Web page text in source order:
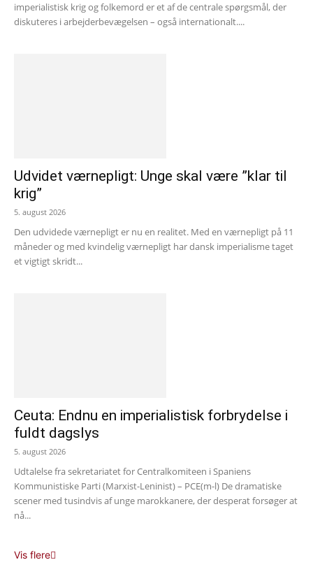
imperialistisk krig og folkemord er et af de centrale spørgsmål, der
diskuteres i arbejderbevægelsen – også internationalt....
Udvidet værnepligt: Unge skal være ”klar til
krig”
5. august 2026
Den udvidede værnepligt er nu en realitet. Med en værnepligt på 11
måneder og med kvindelig værnepligt har dansk imperialisme taget
et vigtigt skridt...
Ceuta: Endnu en imperialistisk forbrydelse i
fuldt dagslys
5. august 2026
Udtalelse fra sekretariatet for Centralkomiteen i Spaniens
Kommunistiske Parti (Marxist-Leninist) – PCE(m-l) De dramatiske
scener med tusindvis af unge marokkanere, der desperat forsøger at
nå...
Vis flere